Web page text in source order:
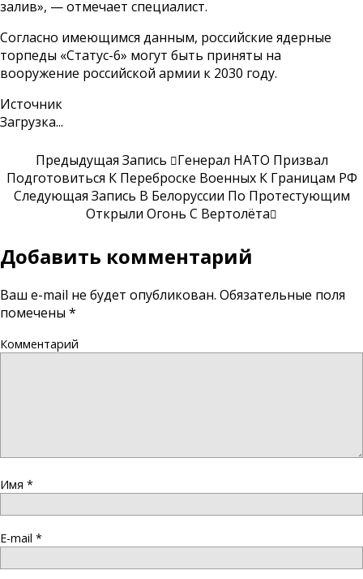
залив», — отмечает специалист.
Согласно имеющимся данным, российские ядерные
торпеды «Статус-6» могут быть приняты на
вооружение российской армии к 2030 году.
Источник
Загрузка...
Предыдущая Запись
Генерал НАТО Призвал
Подготовиться К Переброске Военных К Границам РФ
Следующая Запись В Белоруссии По Протестующим
Открыли Огонь С Вертолёта
Добавить комментарий
Ваш e-mail не будет опубликован. Обязательные поля
помечены *
Комментарий
Имя *
E-mail *